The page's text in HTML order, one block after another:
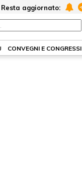
Resta aggiornato:
CONVEGNI E CONGRESSI